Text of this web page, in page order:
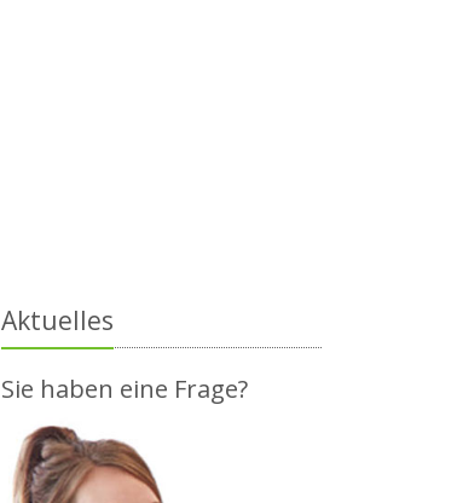
Aktuelles
Sie haben eine Frage?